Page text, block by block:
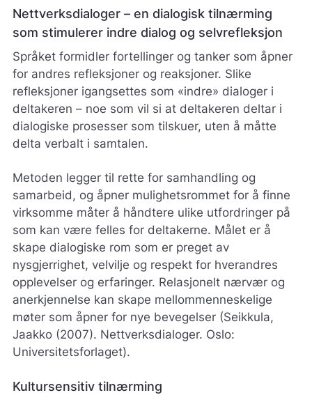
Nettverksdialoger – en dialogisk tilnærming
som stimulerer indre dialog og selvrefleksjon
Språket formidler fortellinger og tanker som åpner
for andres refleksjoner og reaksjoner. Slike
refleksjoner igangsettes som «indre» dialoger i
deltakeren – noe som vil si at deltakeren deltar i
dialogiske prosesser som tilskuer, uten å måtte
delta verbalt i samtalen.
Metoden legger til rette for samhandling og
samarbeid, og åpner mulighetsrommet for å finne
virksomme måter å håndtere ulike utfordringer på
som kan være felles for deltakerne. Målet er å
skape dialogiske rom som er preget av
nysgjerrighet, velvilje og respekt for hverandres
opplevelser og erfaringer. Relasjonelt nærvær og
anerkjennelse kan skape mellommenneskelige
møter som åpner for nye bevegelser (Seikkula,
Jaakko (2007). Nettverksdialoger. Oslo:
Universitetsforlaget).
Kultursensitiv tilnærming